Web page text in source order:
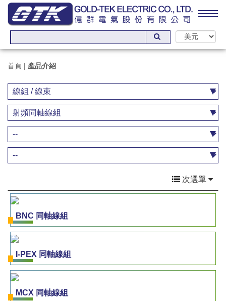
首頁 | 產品介紹
次選單
BNC 同軸線組
I-PEX 同軸線組
MCX 同軸線組